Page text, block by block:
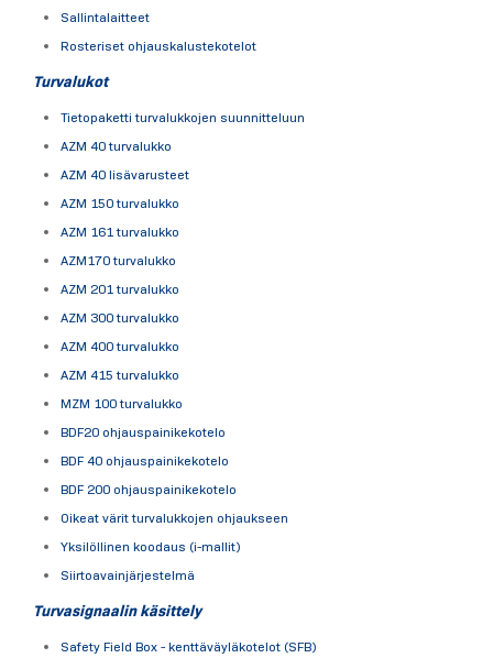
Sallintalaitteet
Rosteriset ohjauskalustekotelot
Turvalukot
Tietopaketti turvalukkojen suunnitteluun
AZM 40 turvalukko
AZM 40 lisävarusteet
AZM 150 turvalukko
AZM 161 turvalukko
AZM170 turvalukko
AZM 201 turvalukko
AZM 300 turvalukko
AZM 400 turvalukko
AZM 415 turvalukko
MZM 100 turvalukko
BDF20 ohjauspainikekotelo
BDF 40 ohjauspainikekotelo
BDF 200 ohjauspainikekotelo
Oikeat värit turvalukkojen ohjaukseen
Yksilöllinen koodaus (i-mallit)
Siirtoavainjärjestelmä
Turvasignaalin käsittely
Safety Field Box - kenttäväyläkotelot (SFB)